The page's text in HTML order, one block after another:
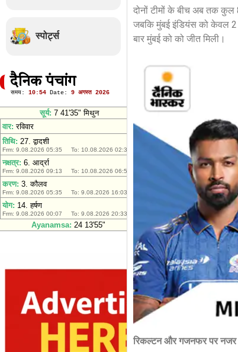
स्पोर्ट्स
दैनिक पंचांग
दोनों टीमों के बीच अब तक
जबकि मुंबई इंडियंस को केवल 2
बार मुंबई को को जीत मिली।
रिकल्टन और गजनफर पर नजर